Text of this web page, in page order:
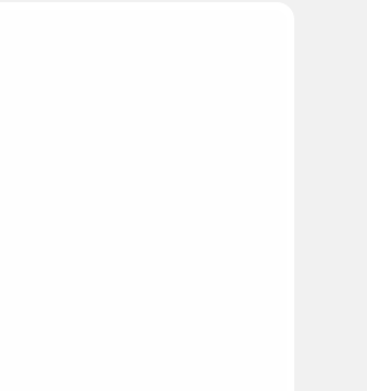
дозы 500 мг/сутки один раз в
в период беременности и кормление
у больных, получающих лечение
в некоторых лекарственных
вызванные совместным